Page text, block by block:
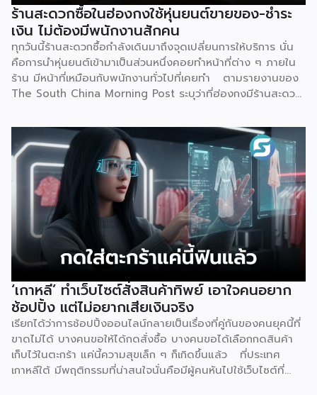
ประการ ต่างกันที่ไม่มีหน้าสาขาให้เดินเข้าไปทำธุรกรรม ทุกอย่าง
ตั้งแต่เปิดบัญชี ฝาก-ถอน โอนเงิน ไปจนถึงขอสินเชื่อ จะทำผ่าน
แอปพลิเคชันทั้งหมด จุดนี้คือสิ่งที่ทำให้ Virtual Bank ต่าง
จาก Mobile Banking ของธนาคารทั่วไปที่เราคุ้นเคย เพราะ
Mobile […]
ร้านสะดวกซื้อในฮ่องกงใช้หุ่นยนต์ขายของ-ชำระ
เงิน ไม่ต้องมีพนักงานสักคน
ทุกวันนี้ร้านสะดวกซื้อกำลังเดินมาถึงจุดเปลี่ยนการให้บริการ นั่น
คือการนำหุ่นยนต์เข้ามาเป็นส่วนหนึ่งคอยทำหน้าที่ต่าง ๆ ภายใน
ร้าน มีหน้าที่เหมือนกับพนักงานทั่วไปที่เคยทำ ตามรายงานของ
The South China Morning Post ระบุว่าที่ฮ่องกงมีร้านสะดวก
แปลกใหม่ด้วยการใช้หุ่นยนต์ฮิวมานอยด์เพียงตัวเดียวเป็นผู้
ควบคุมทุกอย่าง ซึ่งร้านแห่งนี้ตั้งอยู่ริมน้ำหงฮอม เปิดให้บริการ
ตลอด 24 ชั่วโมง แน่นอนว่าความพิเศษอยู่ที่การบริหารจัดการ
โดย “Xiao Gai” หุ่นยนต์ที่ถูกสร้างจากบริษัท Galbot ซึ่งเป็น
บริษัทด้านปัญญาประดิษฐ์ (AI) และหุ่นยนต์ในปักกิ่ง ด้วยความ
สูง 5 ฟุต 6 นิ้ว จึงทำหน้าที่ได้อย่างหลากหลาย ไม่ว่าจะเป็น การ
จัดเรียงสินค้าบนชั้นวาง, หยิบสินค้า และให้บริการลูกค้าเรื่องของ
การชำระเงิน ตามรายงานของ Galbot ระบุว่า “Xiao Gai”
สามารถสนทนากับลูกค้า, พูดคุยได้หลายภาษา, จำหน่ายสินค้าทุก
อย่าง ตั้งแต่ขนมขบเคี้ยวไปจนถึงยาที่หาซื้อได้ทั่วไป โดยความ
แปลกใหม่ของร้านค้าแห่งนี้คาดการณ์ว่าจะช่วยเพิ่มจำนวนผู้คน
สัญจรไป-มาในพื้นที่มากถึง 40% พร้อมกับตั้งเป้าวางแผนที่จะ
เปิดร้านค้าขนาดเล็กที่บริหารจัดการด้วยหุ่นยนต์อีก 100 แห่ง ใน
[…]
‘เกาหลี’ ทำเว็บไซต์สั่งสินค้าทิพย์ เอาใจคนอยาก
ช้อปปิ้ง แต่ไม่อยากเสียเงินจริง
เรียกได้ว่าการช้อปปิ้งออนไลน์กลายเป็นเรื่องที่คู่กันของคนยุคนี้ที่
ขาดไม่ได้ บางคนขอให้ได้กดสั่งซื้อ บางคนขอได้เลือกกดสินค้า
เก็บไว้ในตะกร้า แค่นี้ความสุขเล็ก ๆ ก็เกิดขึ้นแล้ว ที่ประเทศ
เกาหลีใต้ มีพฤติกรรมที่น่าสนใจนั่นคือมีผู้คนหันไปใช้เว็บไซต์ที่